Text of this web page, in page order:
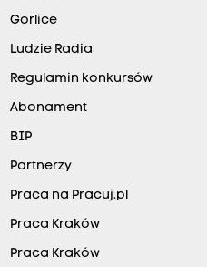
Gorlice
Ludzie Radia
Regulamin konkursów
Abonament
BIP
Partnerzy
Praca na Pracuj.pl
Praca Kraków
Praca Kraków